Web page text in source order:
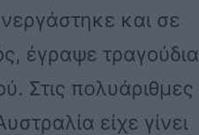
και σε
έγραψε τραγούδια
Στις πολυάριθμες
είχε γίνει